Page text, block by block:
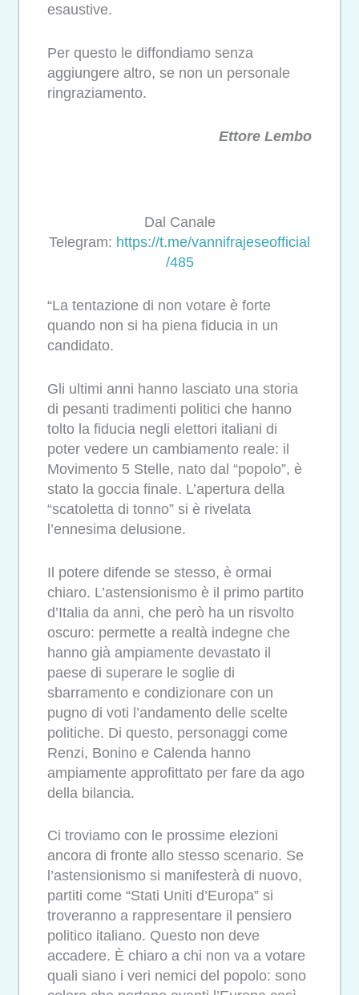
esaustive.
Per questo le diffondiamo senza
aggiungere altro, se non un personale
ringraziamento.
Ettore Lembo
Dal Canale
Telegram: https://t.me/vannifrajeseofficial
/485
“La tentazione di non votare è forte
quando non si ha piena fiducia in un
candidato.
Gli ultimi anni hanno lasciato una storia
di pesanti tradimenti politici che hanno
tolto la fiducia negli elettori italiani di
poter vedere un cambiamento reale: il
Movimento 5 Stelle, nato dal “popolo”, è
stato la goccia finale. L’apertura della
“scatoletta di tonno” si è rivelata
l’ennesima delusione.
Il potere difende se stesso, è ormai
chiaro. L’astensionismo è il primo partito
d’Italia da anni, che però ha un risvolto
oscuro: permette a realtà indegne che
hanno già ampiamente devastato il
paese di superare le soglie di
sbarramento e condizionare con un
pugno di voti l’andamento delle scelte
politiche. Di questo, personaggi come
Renzi, Bonino e Calenda hanno
ampiamente approfittato per fare da ago
della bilancia.
Ci troviamo con le prossime elezioni
ancora di fronte allo stesso scenario. Se
l’astensionismo si manifesterà di nuovo,
partiti come “Stati Uniti d’Europa” si
troveranno a rappresentare il pensiero
politico italiano. Questo non deve
accadere. È chiaro a chi non va a votare
quali siano i veri nemici del popolo: sono